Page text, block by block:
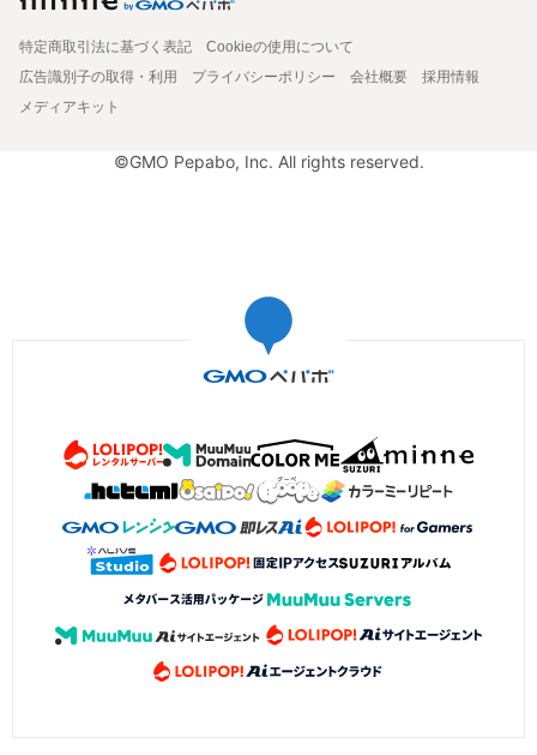
特定商取引法に基づく表記
Cookieの使用について
広告識別子の取得・利用
プライバシーポリシー 会社概要
採用情報
メディアキット
©GMO Pepabo, Inc. All rights reserved.